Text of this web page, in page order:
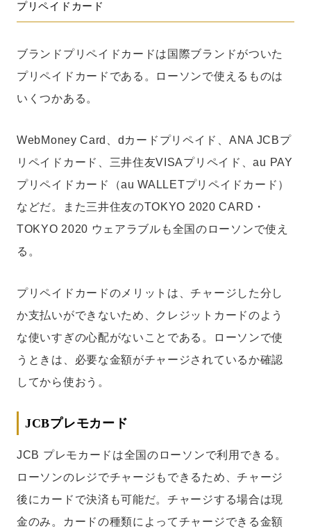
プリペイドカード
ブランドプリペイドカードは国際ブランドがついた
プリペイドカードである。ローソンで使えるものは
いくつかある。
WebMoney Card、dカードプリペイド、ANA JCBプ
リペイドカード、三井住友VISAプリペイド、au PAY
プリペイドカード（au WALLETプリペイドカード）
などだ。また三井住友のTOKYO 2020 CARD・
TOKYO 2020 ウェアラブルも全国のローソンで使え
る。
プリペイドカードのメリットは、チャージした分し
か支払いができないため、クレジットカードのよう
な使いすぎの心配がないことである。ローソンで使
うときは、必要な金額がチャージされているか確認
してから使おう。
JCBプレモカード
JCB プレモカードは全国のローソンで利用できる。
ローソンのレジでチャージもできるため、チャージ
後にカードで決済も可能だ。チャージする場合は現
金のみ。カードの種類によってチャージできる金額